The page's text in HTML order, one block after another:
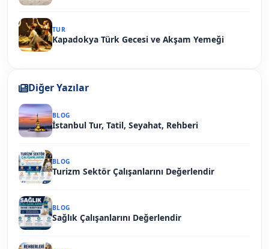
TUR
Kapadokya Türk Gecesi ve Akşam Yemeği
Diğer Yazılar
BLOG
İstanbul Tur, Tatil, Seyahat, Rehberi
BLOG
Turizm Sektör Çalışanlarını Değerlendir
BLOG
Sağlık Çalışanlarını Değerlendir